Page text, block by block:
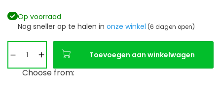
Op voorraad
Nog sneller op te halen in onze winkel (6 dagen open)
Toevoegen aan winkelwagen
Choose from: